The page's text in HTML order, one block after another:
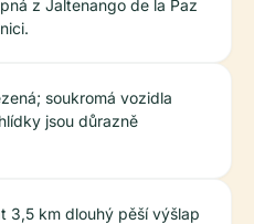
z Jaltenango de la Paz
soukromá vozidla
jsou důrazně
3,5 km dlouhý pěší výšlap